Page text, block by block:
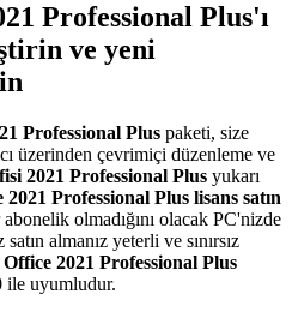
Professional Plus'ı
ve yeni
Professional Plus paketi, size
üzerinden çevrimiçi düzenleme ve
2021 Professional Plus yukarı
2021 Professional Plus lisans satın
olmadığını olacak PC'nizde
almanız yeterli ve sınırsız
Office 2021 Professional Plus
ile uyumludur.